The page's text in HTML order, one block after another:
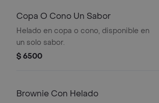
Copa O Cono Un Sabor
Helado en copa o cono, disponible en
un solo sabor.
$ 6500
Brownie Con Helado